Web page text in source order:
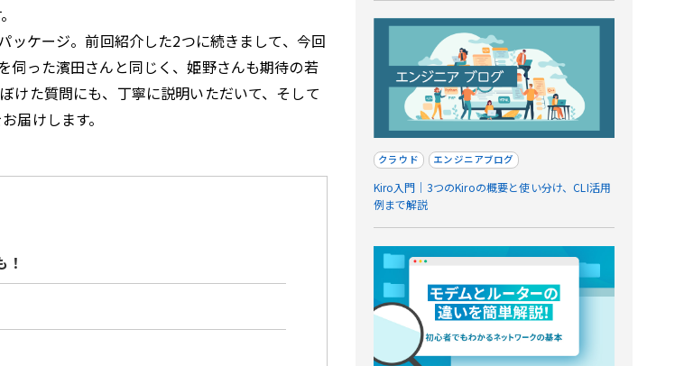
ッケージ。前回紹介した2つに続きまして、今回
伺った濱田さんと同じく、姫野さんも期待の若
けた質問にも、丁寧に説明いただいて、そして
届けします。
クラウド エンジニアブログ
Kiro入門｜3つのKiroの概要と使い分け、CLI活用
例まで解説